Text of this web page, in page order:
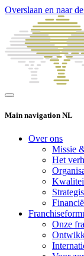
Overslaan en naar
Main navigation NL
Over ons
Missie
Het
Onze